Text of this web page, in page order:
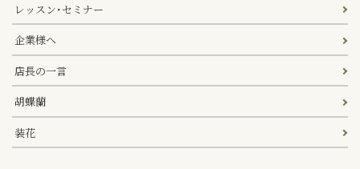
レッスン･セミナー
企業様へ
店長の一言
胡蝶蘭
装花